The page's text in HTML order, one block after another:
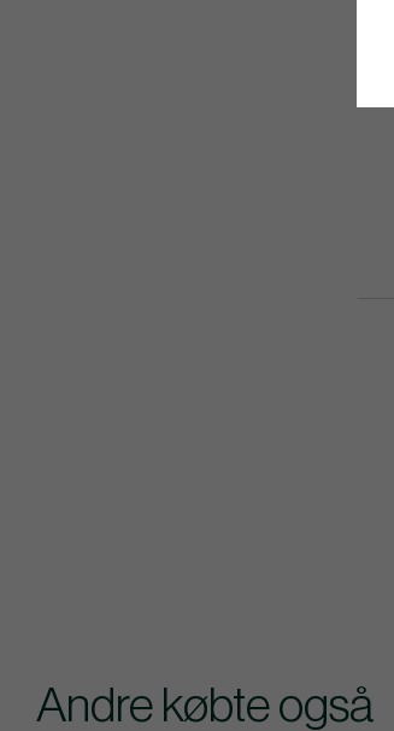
Andre købte også